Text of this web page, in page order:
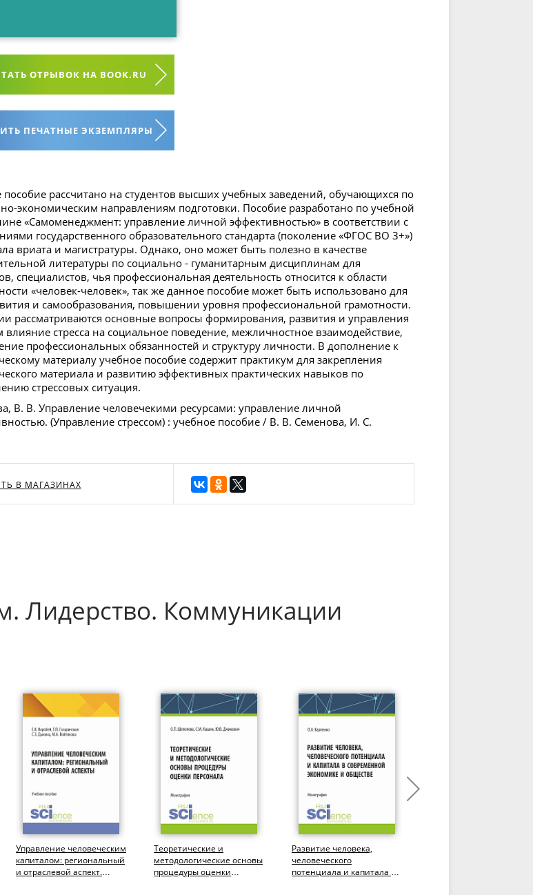
ОТРЫВОК НА BOOK.RU
ПЕЧАТНЫЕ ЭКЗЕМПЛЯРЫ
пособие рассчитано на студентов высших учебных заведений, обучающихся по
экономическим направлениям подготовки. Пособие разработано по учебной
«Самоменеджмент: управление личной эффективностью» в соответствии с
государственного образовательного стандарта (поколение «ФГОС ВО 3+»)
вриата и магистратуры. Однако, оно может быть полезно в качестве
литературы по социально - гуманитарным дисциплинам для
специалистов, чья профессиональная деятельность относится к области
«человек-человек», так же данное пособие может быть использовано для
и самообразования, повышении уровня профессиональной грамотности.
рассматриваются основные вопросы формирования, развития и управления
влияние стресса на социальное поведение, межличностное взаимодействие,
профессиональных обязанностей и структуру личности. В дополнение к
материалу учебное пособие содержит практикум для закрепления
материала и развитию эффективных практических навыков по
стрессовых ситуация.
В. В. Управление человечекими ресурсами: управление личной
(Управление стрессом) : учебное пособие / В. В. Семенова, И. С.
В МАГАЗИНАХ
Лидерство. Коммуникации
Управление человеческим
капиталом: региональный
и отраслевой аспект.
Теоретические и
методологические основы
процедуры оценки
Развитие человека,
человеческого
потенциала и капитала в